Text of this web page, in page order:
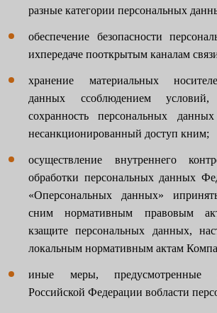
разные категории персональных
обеспечение безопасности
ихпередаче пооткрытым каналам
хранение материальных
данных ссоблюдением условий,
сохранность персональных
несанкционированный доступ кним;
осуществление внутреннего
обработки персональных данных
«Оперсональных данных»
сним нормативным правовым
кзащите персональных данных,
локальным нормативным актам
иные меры, предусмотренные
Российской Федерации вобласти